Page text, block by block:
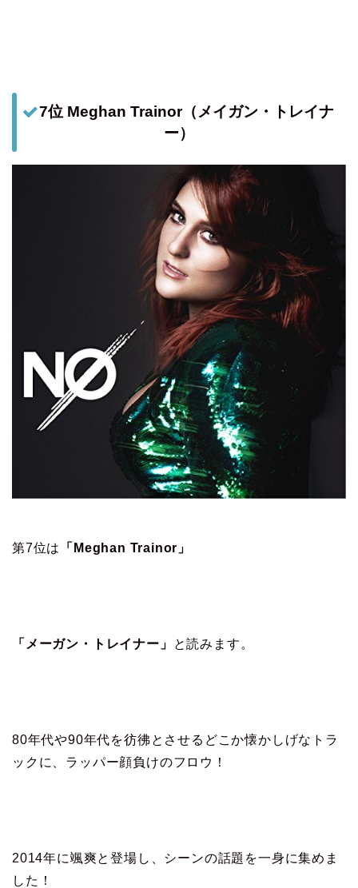
7位 Meghan Trainor（メイガン・トレイナ
ー）
第7位は 「Meghan Trainor」
「メーガン・トレイナー」 と読みます。
80年代や90年代を彷彿とさせるどこか懐かしげなトラ
ックに、ラッパー顔負けのフロウ！
2014年に颯爽と登場し、シーンの話題を一身に集めま
した！